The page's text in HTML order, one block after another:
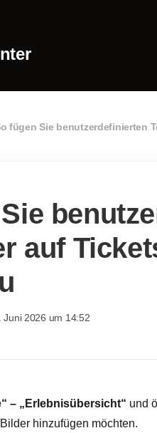
fügen Sie benutzerdefinierten
auf
Juni 2026 um 14:52
– „Erlebnisübersicht“ und
hinzufügen möchten.